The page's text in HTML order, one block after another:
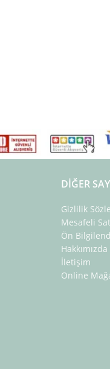
DIĞER
Gizlilik
Mesafeli
Ön
Hakkımızda
İletişim
Online